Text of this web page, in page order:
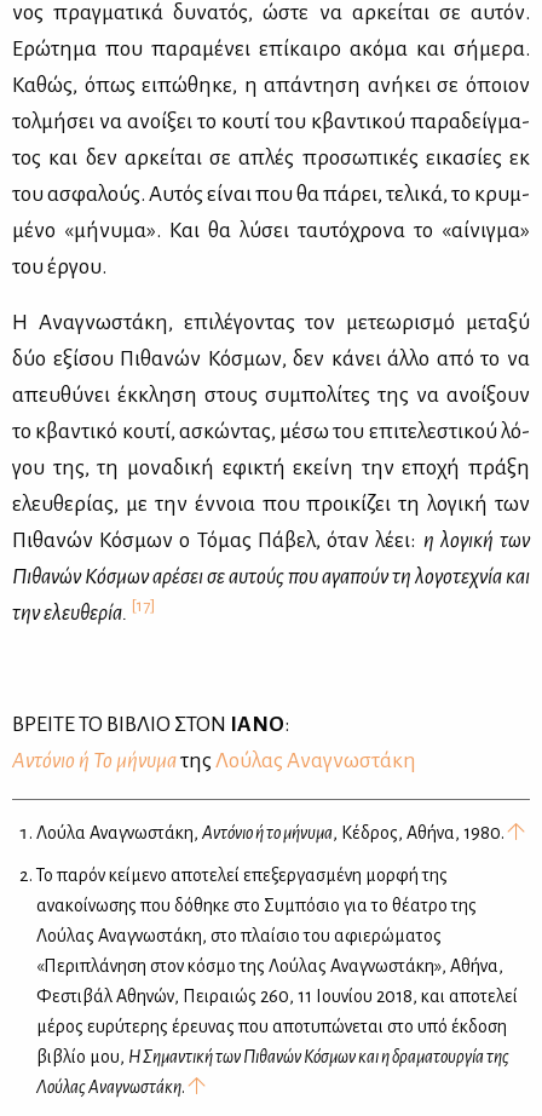
νος πραγ­μα­τι­κά δυ­να­τός, ώστε να αρ­κεί­ται σε αυ­τόν.
Ερώ­τη­μα που πα­ρα­μέ­νει επί­και­ρο ακό­μα και σή­με­ρα.
Κα­θώς, όπως ει­πώ­θη­κε, η απά­ντη­ση ανή­κει σε όποιον
τολ­μή­σει να ανοί­ξει το κου­τί του κβα­ντι­κού πα­ρα­δείγ­μα­
τος και δεν αρ­κεί­ται σε απλές προ­σω­πι­κές ει­κα­σί­ες εκ
του ασφα­λούς. Αυ­τός εί­ναι που θα πά­ρει, τε­λι­κά, το κρυμ­
μέ­νο «μή­νυ­μα». Και θα λύ­σει ταυ­τό­χρο­να το «αί­νιγ­μα»
του έρ­γου.
Η Ανα­γνω­στά­κη, επι­λέ­γο­ντας τον με­τε­ω­ρι­σμό με­τα­ξύ
δύο εξί­σου Πι­θα­νών Κό­σμων, δεν κά­νει άλ­λο από το να
απευ­θύ­νει έκ­κλη­ση στους συ­μπο­λί­τες της να ανοί­ξουν
το κβα­ντι­κό κου­τί, ασκώ­ντας, μέ­σω του επι­τε­λε­στι­κού λό­
γου της, τη μο­να­δι­κή εφι­κτή εκεί­νη την επο­χή πρά­ξη
ελευ­θε­ρί­ας, με την έν­νοια που προι­κί­ζει τη λο­γι­κή των
Πι­θα­νών Κό­σμων ο Τό­μας Πά­βελ, όταν λέ­ει: η λο­γι­κή των
Πι­θα­νών Κό­σμων αρέ­σει σε αυ­τούς που αγα­πούν τη λο­γο­τε­χνία και
την ελευ­θε­ρία. [17]
ΒΡΕΙ­ΤΕ ΤΟ ΒΙ­ΒΛΙΟ ΣΤΟΝ ΙΑ­ΝΟ:
Αντό­νιο ή Το μή­νυ­ματης Λού­λας Ανα­γνω­στά­κη
Λούλα Αναγνωστάκη, Αντόνιο ή το μήνυμα, Κέδρος, Αθήνα, 1980.
Το παρόν κείμενο αποτελεί επεξεργασμένη μορφή της
ανακοίνωσης που δόθηκε στο Συμπόσιο για το θέατρο της
Λούλας Αναγνωστάκη, στο πλαίσιο του αφιερώματος
«Περιπλάνηση στον κόσμο της Λούλας Αναγνωστάκη», Αθήνα,
Φεστιβάλ Αθηνών, Πειραιώς 260, 11 Ιουνίου 2018, και αποτελεί
μέρος ευρύτερης έρευνας που αποτυπώνεται στο υπό έκδοση
βιβλίο μου, Η Σημαντική των Πιθανών Κόσμων και η δραματουργία της
Λούλας Αναγνωστάκη.